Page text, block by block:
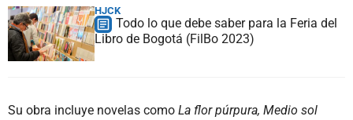
HJCK
Todo lo que debe saber para la Feria del
Libro de Bogotá (FilBo 2023)
Su obra incluye novelas como La flor púrpura, Medio sol